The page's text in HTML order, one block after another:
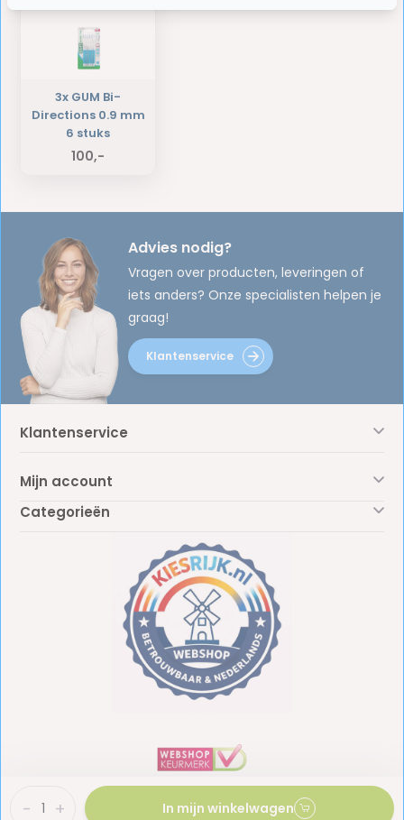
+
- In mijn winkelwagen
3x GUM Bi-
Directions 0.9 mm
6 stuks
100,-
Advies nodig?
Vragen over producten, leveringen of
iets anders? Onze specialisten helpen je
graag!
Klantenservice
Klantenservice
Mijn account
Categorieën